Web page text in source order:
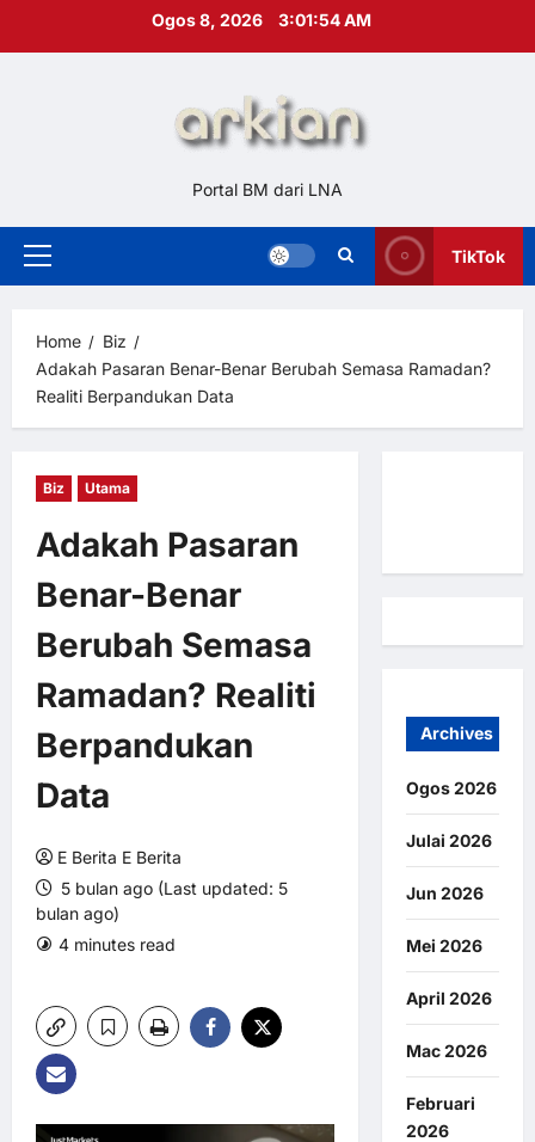
Ogos 8, 2026 3:01:55 AM
Portal BM dari LNA
Primary
TikTok
Home
Biz
Adakah Pasaran Benar-Benar Berubah Semasa Ramadan?
Realiti Berpandukan Data
Biz Utama
Adakah Pasaran
Benar-Benar
Berubah Semasa
Ramadan? Realiti
Berpandukan
Data
E Berita E Berita
5 bulan ago (Last updated: 5
bulan ago)
4 minutes read
Archives
Ogos 2026
Julai 2026
Jun 2026
Mei 2026
April 2026
Mac 2026
Februari
2026